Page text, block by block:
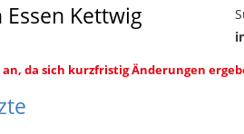
Kettwig
da sich kurzfristig Änderungen